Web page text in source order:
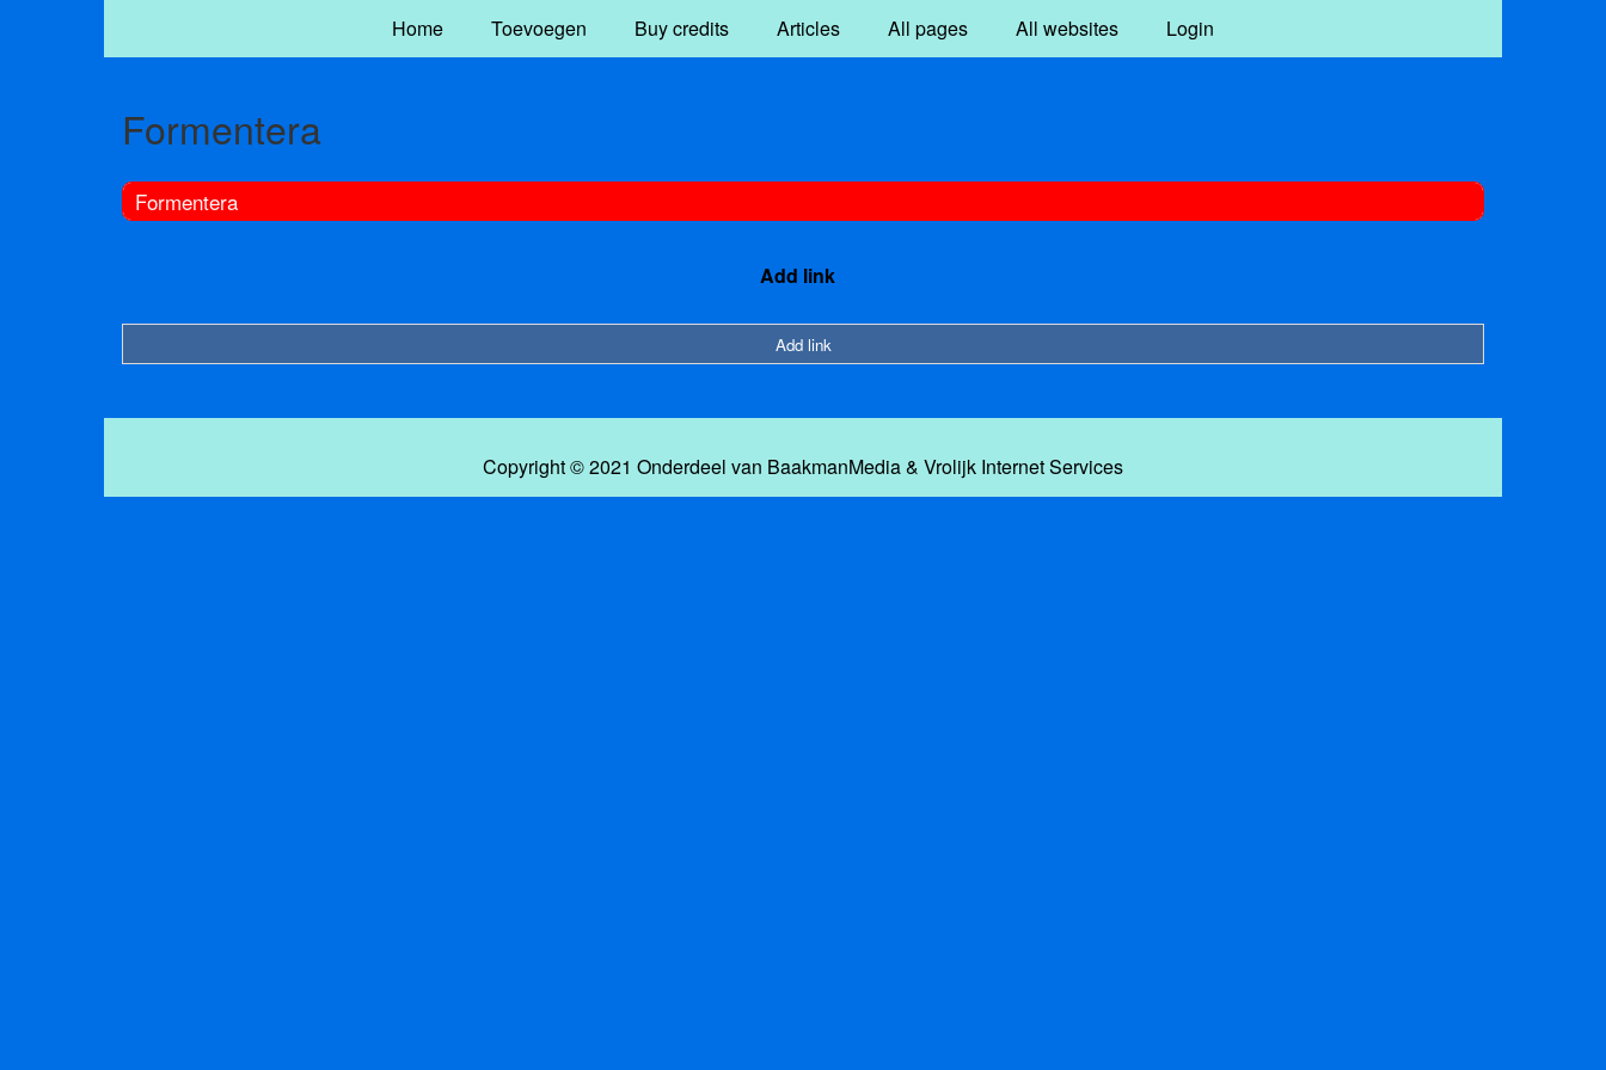
Home Toevoegen Buy credits Articles All pages All websites Login
Formentera
Formentera
Add link
Add link
Copyright © 2021 Onderdeel van BaakmanMedia& Vrolijk Internet Services